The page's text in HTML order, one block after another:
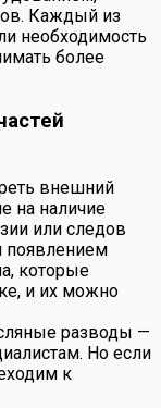
Каждый из
необходимость
более
внешний
на наличие
или следов
появлением
которые
и их можно
разводы —
Но если
к